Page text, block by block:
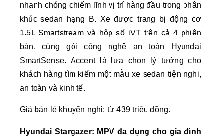
nhanh chóng chiếm lĩnh vị trí hàng đầu trong phân
khúc sedan hạng B. Xe được trang bị động cơ
1.5L Smartstream và hộp số iVT trên cả 4 phiên
bản, cùng gói công nghệ an toàn Hyundai
SmartSense. Accent là lựa chọn lý tưởng cho
khách hàng tìm kiếm một mẫu xe sedan tiện nghi,
an toàn và kinh tế.
Giá bán lẻ khuyến nghị: từ 439 triệu đồng.
Hyundai Stargazer: MPV đa dụng cho gia đình